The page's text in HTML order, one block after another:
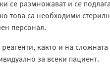
се размножават и се
това са необходими
персонал.
както и на
за всеки пациент.